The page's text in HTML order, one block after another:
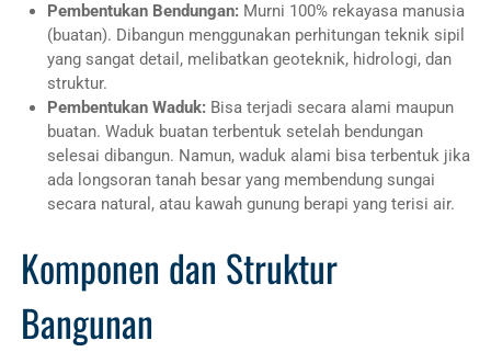
Pembentukan Bendungan:Murni 100% rekayasa manusia
(buatan). Dibangun menggunakan perhitungan teknik sipil
yang sangat detail, melibatkan geoteknik, hidrologi, dan
struktur.
Pembentukan Waduk:Bisa terjadi secara alami maupun
buatan. Waduk buatan terbentuk setelah bendungan
selesai dibangun. Namun, waduk alami bisa terbentuk jika
ada longsoran tanah besar yang membendung sungai
secara natural, atau kawah gunung berapi yang terisi air.
Komponen dan Struktur
Bangunan